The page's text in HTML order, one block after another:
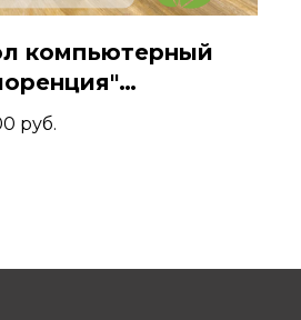
компьютерный
Палисандр/
руб.